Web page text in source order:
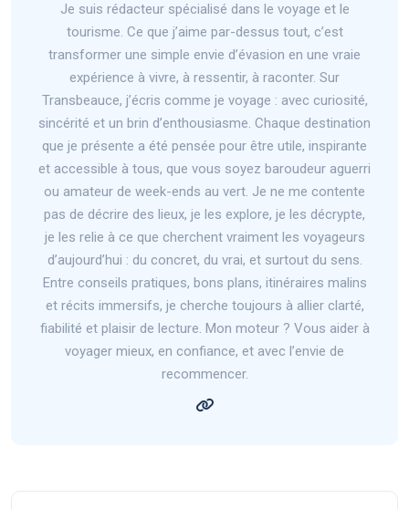
Je suis rédacteur spécialisé dans le voyage et le
tourisme. Ce que j’aime par-dessus tout, c’est
transformer une simple envie d’évasion en une vraie
expérience à vivre, à ressentir, à raconter. Sur
Transbeauce, j’écris comme je voyage : avec curiosité,
sincérité et un brin d’enthousiasme. Chaque destination
que je présente a été pensée pour être utile, inspirante
et accessible à tous, que vous soyez baroudeur aguerri
ou amateur de week-ends au vert. Je ne me contente
pas de décrire des lieux, je les explore, je les décrypte,
je les relie à ce que cherchent vraiment les voyageurs
d’aujourd’hui : du concret, du vrai, et surtout du sens.
Entre conseils pratiques, bons plans, itinéraires malins
et récits immersifs, je cherche toujours à allier clarté,
fiabilité et plaisir de lecture. Mon moteur ? Vous aider à
voyager mieux, en confiance, et avec l’envie de
recommencer.